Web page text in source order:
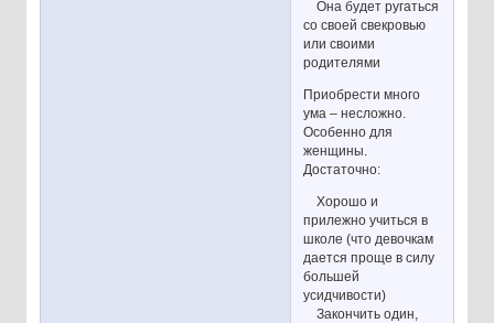
Она будет ругаться
со своей свекровью
или своими
родителями
Приобрести много
ума – несложно.
Особенно для
женщины.
Достаточно:
Хорошо и
прилежно учиться в
школе (что девочкам
дается проще в силу
большей
усидчивости)
Закончить один,